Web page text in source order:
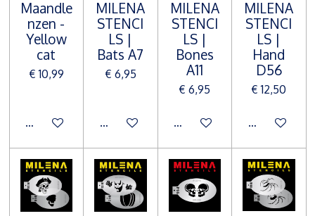
Maandle
nzen -
Yellow
cat
€ 10,99
In winkelwagen
MILENA
STENCI
LS |
Bats A7
€ 6,95
In winkelwagen
MILENA
STENCI
LS |
Bones
A11
€ 6,95
In winkelwagen
MILENA
STENCI
LS |
Hand
D56
€ 12,50
In